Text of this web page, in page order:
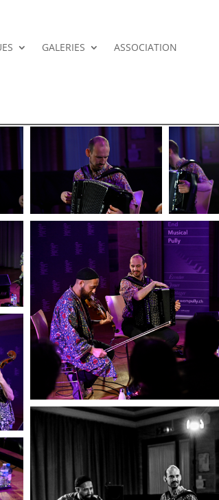
GALERIES ASSOCIATION